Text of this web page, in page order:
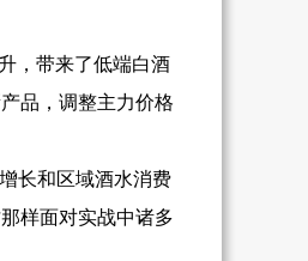
，带来了低端白酒
品，调整主力价格
长和区域酒水消费
样面对实战中诸多